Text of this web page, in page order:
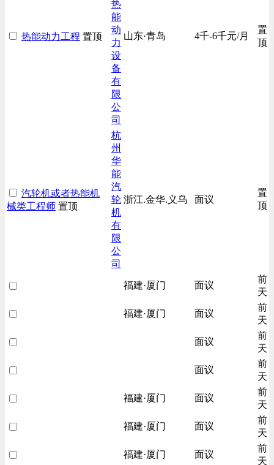
热能动力工程 置顶
热
能
动
力
设
备
有
限
公
司
山东·青岛 4千-6千元/月
置
顶
汽轮机或者热能机
械类工程师 置顶
杭
州
华
能
汽
轮
机
有
限
公
司
浙江.金华.义乌 面议
置
顶
福建·厦门 面议
前
天
福建·厦门 面议
前
天
面议
前
天
面议
前
天
福建·厦门 面议
前
天
福建·厦门 面议
前
天
福建·厦门 面议
前
天